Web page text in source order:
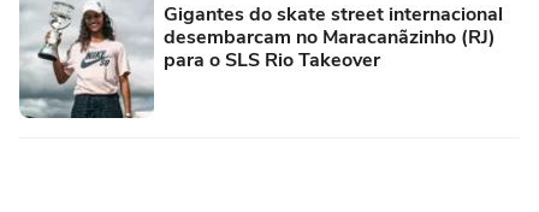
Gigantes do skate street internacional
desembarcam no Maracanãzinho (RJ)
para o SLS Rio Takeover